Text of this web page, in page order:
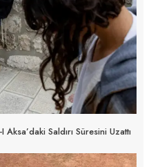
Saldırı Süresini Uzattı